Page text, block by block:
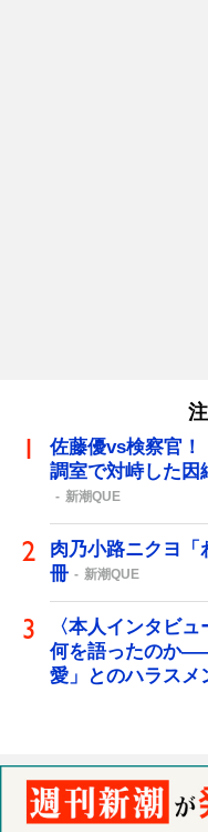
佐藤優vs検察官
調室で対峙した因
新潮QUE
肉乃小路ニクヨ「
冊
新潮QUE
〈本人インタビ
何を語ったのか
愛」とのハラスメ